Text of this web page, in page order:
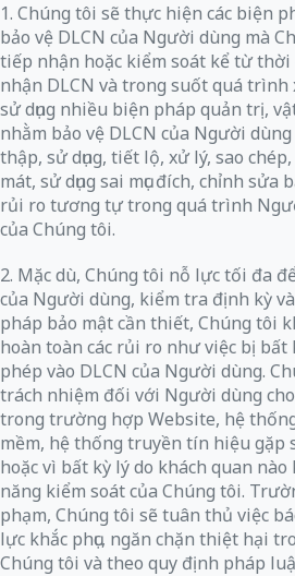
1. Chúng tôi sẽ thực hiện các biện
bảo vệ DLCN của Người dùng mà
tiếp nhận hoặc kiểm soát kể từ
nhận DLCN và trong suốt quá trình
sử dụng nhiều biện pháp quản trị,
nhằm bảo vệ DLCN của Người
thập, sử dụng, tiết lộ, xử lý, sao
mát, sử dụng sai mục đích, chỉnh sửa
rủi ro tương tự trong quá trình
của Chúng tôi.
2. Mặc dù, Chúng tôi nỗ lực tối đa
của Người dùng, kiểm tra định kỳ
pháp bảo mật cần thiết, Chúng tôi
hoàn toàn các rủi ro như việc bị
phép vào DLCN của Người dùng.
trách nhiệm đối với Người dùng
trong trường hợp Website, hệ
mềm, hệ thống truyền tín hiệu gặp
hoặc vì bất kỳ lý do khách quan
năng kiểm soát của Chúng tôi.
phạm, Chúng tôi sẽ tuân thủ việc
lực khắc phục, ngăn chặn thiệt hại
Chúng tôi và theo quy định pháp